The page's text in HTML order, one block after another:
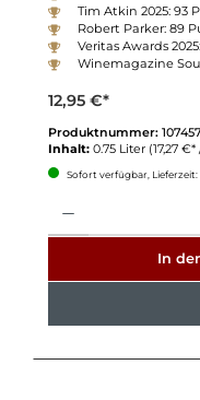
Tim Atkin 2025: 93
Robert Parker: 89
Veritas Awards
Winemagazine
12,95 €*
Produktnummer:
Inhalt: 0.75 Liter (17,27
Sofort verfügbar, Lieferzeit:
In